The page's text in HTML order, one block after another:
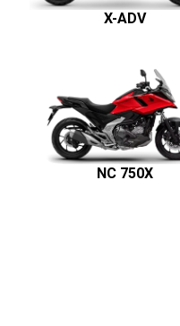
X-ADV
NC 750X